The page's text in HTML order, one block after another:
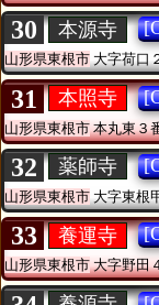
30 本源寺
山形県東根市大字荷口
31 本照寺
山形県東根市本丸東３
32 薬師寺
山形県東根市 大字東根
33 養運寺
山形県東根市大字野田